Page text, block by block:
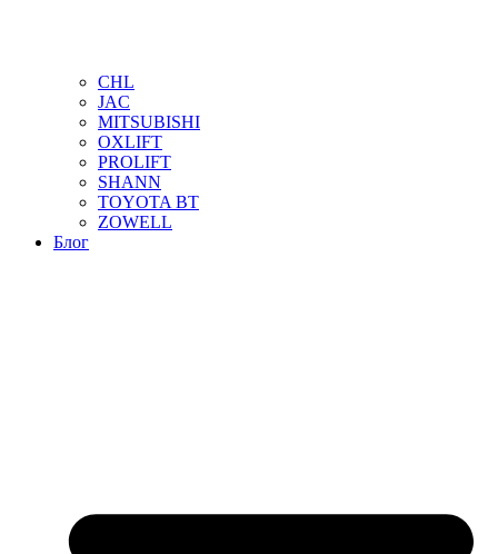
CHL
JAC
MITSUBISHI
OXLIFT
PROLIFT
SHANN
TOYOTA BT
ZOWELL
Блог